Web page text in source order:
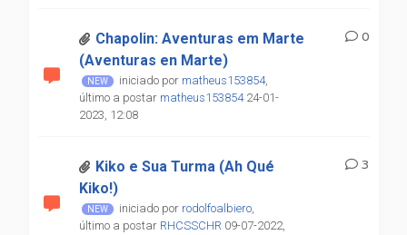
Chapolin: Aventuras em Marte
(Aventuras en Marte)
iniciado por matheus153854,
último a postar matheus15385424-01-
2023, 12:08
0
Kiko e Sua Turma (Ah Qué
Kiko!)
iniciado por rodolfoalbiero,
último a postar RHCSSCHR 09-07-2022,
3